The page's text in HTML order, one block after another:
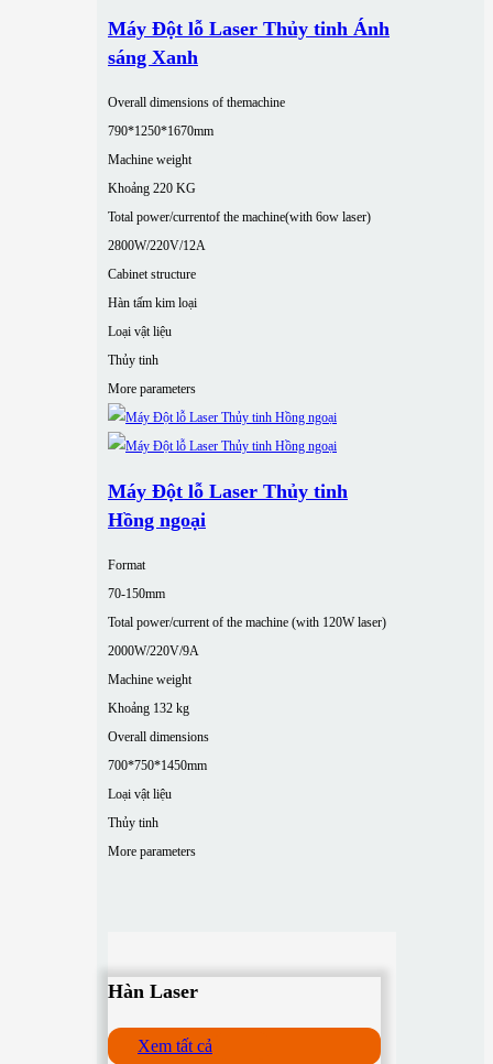
Máy Đột lỗ Laser Thủy tinh Ánh
sáng Xanh
Overall dimensions of themachine
790*1250*1670mm
Machine weight
Khoảng 220 KG
Total power/currentof the machine(with 6ow laser)
2800W/220V/12A
Cabinet structure
Hàn tấm kim loại
Loại vật liệu
Thủy tinh
More parameters
Máy Đột lỗ Laser Thủy tinh
Hồng ngoại
Format
70-150mm
Total power/current of the machine (with 120W laser)
2000W/220V/9A
Machine weight
Khoảng 132 kg
Overall dimensions
700*750*1450mm
Loại vật liệu
Thủy tinh
More parameters
Hàn Laser
Xem tất cả